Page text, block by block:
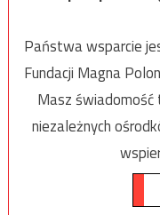
Państwa wsparcie
Fundacji Magna
Masz
niezależnych